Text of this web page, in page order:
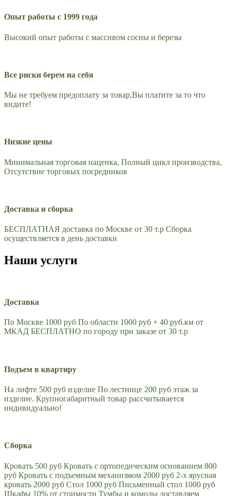
Опыт работы с 1999 года
Высокий опыт работы с массивом сосны и березы
Все риски берем на себя
Мы не требуем предоплату за товар,Вы платите за то что
видите!
Низкие цены
Минимальная торговая наценка, Полный цикл производства,
Отсутствие торговых посредников
Доставка и сборка
БЕСПЛАТНАЯ доставка по Москве от 30 т.р Сборка
осуществляется в день доставки
Наши услуги
Доставка
По Москве 1000 руб По области 1000 руб + 40 руб.км от
МКАД БЕСПЛАТНО по городу при заказе от 30 т.р
Подъем в квартиру
На лифте 500 руб изделие По лестнице 200 руб этаж за
изделие. Крупногабаритный товар рассчитывается
индивидуально!
Сборка
Кровать 500 руб Кровать с ортопедическим основанием 800
руб Кровать с подъемным механизмом 2000 руб 2-х ярусная
кровать 2000 руб Стол 1000 руб Письменный стол 1000 руб
Шкафы 10% от стоимости Тумбы и комоды доставляем